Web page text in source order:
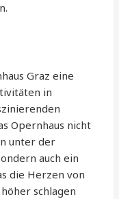
Graz eine
in
Opernhaus nicht
unter der
auch ein
die Herzen von
schlagen